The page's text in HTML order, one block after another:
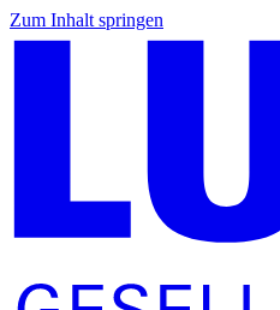
Zum Inhalt springen